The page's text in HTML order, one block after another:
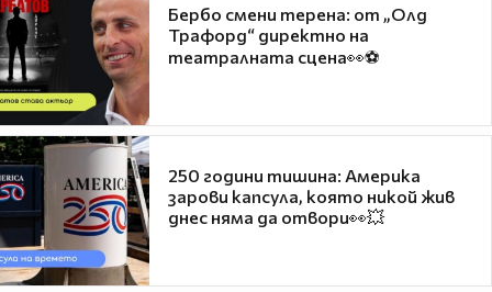
Бербо смени терена: от „Олд
Трафорд“ директно на
театралната сцена👀⚽
250 години тишина: Америка
зарови капсула, която никой жив
днес няма да отвори👀💥